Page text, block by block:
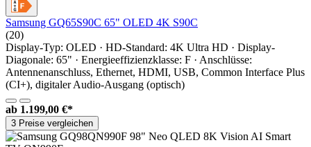
Samsung GQ65S90C 65" OLED 4K S90C
(20)
Display-Typ: OLED · HD-Standard: 4K Ultra HD · Display-
Diagonale: 65" · Energieeffizienzklasse: F · Anschlüsse:
Antennenanschluss, Ethernet, HDMI, USB, Common Interface Plus
(CI+), digitaler Audio-Ausgang (optisch)
ab 1.199,00 €*
3 Preise vergleichen